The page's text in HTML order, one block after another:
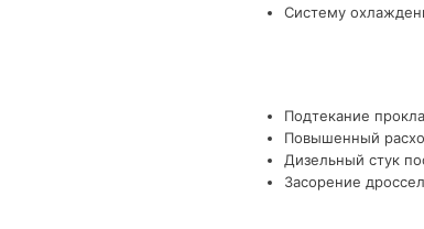
Систему
Подтекание
Повышенный
Дизельный стук
Засорение